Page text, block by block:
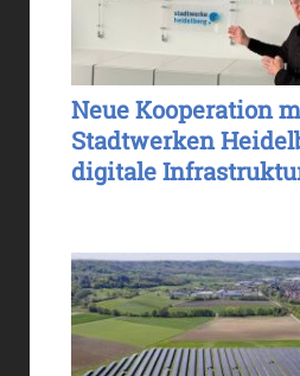
Neue Kooperation
Stadtwerken
digitale